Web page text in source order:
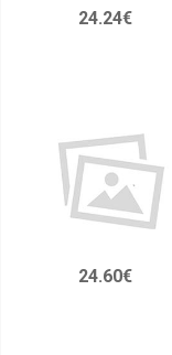
24.24€
24.60€